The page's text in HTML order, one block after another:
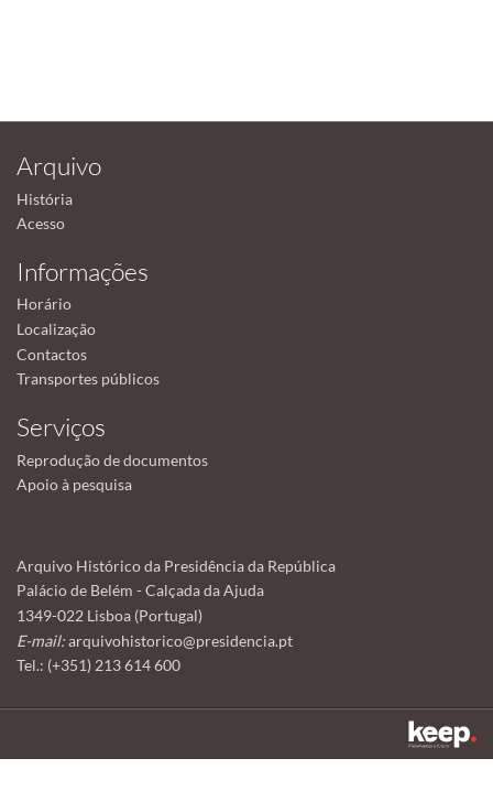
Arquivo
História
Acesso
Informações
Horário
Localização
Contactos
Transportes públicos
Serviços
Reprodução de documentos
Apoio à pesquisa
Arquivo Histórico da Presidência da República
Palácio de Belém - Calçada da Ajuda
1349-022 Lisboa (Portugal)
E-mail:arquivohistorico@presidencia.pt
Tel.: (+351) 213 614 600